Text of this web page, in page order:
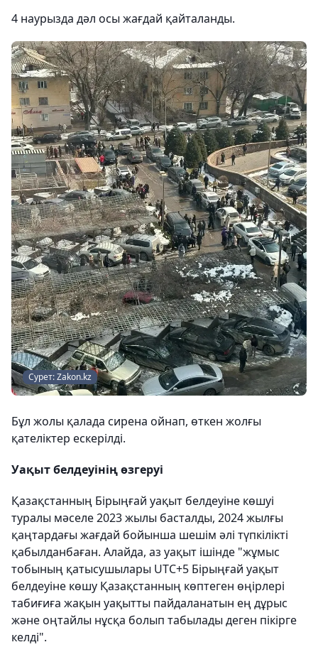
4 наурызда дәл осы жағдай қайталанды.
Сурет: Zakon.kz
Бұл жолы қалада сирена ойнап, өткен жолғы
қателіктер ескерілді.
Уақыт белдеуінің өзгеруі
Қазақстанның Бірыңғай уақыт белдеуіне көшуі
туралы мәселе 2023 жылы басталды, 2024 жылғы
қаңтардағы жағдай бойынша шешім әлі түпкілікті
қабылданбаған. Алайда, аз уақыт ішінде "жұмыс
тобының қатысушылары UTC+5 Бірыңғай уақыт
белдеуіне көшу Қазақстанның көптеген өңірлері
табиғиға жақын уақытты пайдаланатын ең дұрыс
және оңтайлы нұсқа болып табылады деген пікірге
келді".